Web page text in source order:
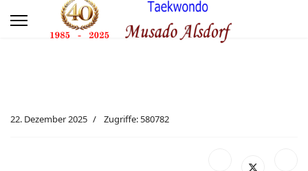
22. Dezember 2025 Zugriffe: 580782